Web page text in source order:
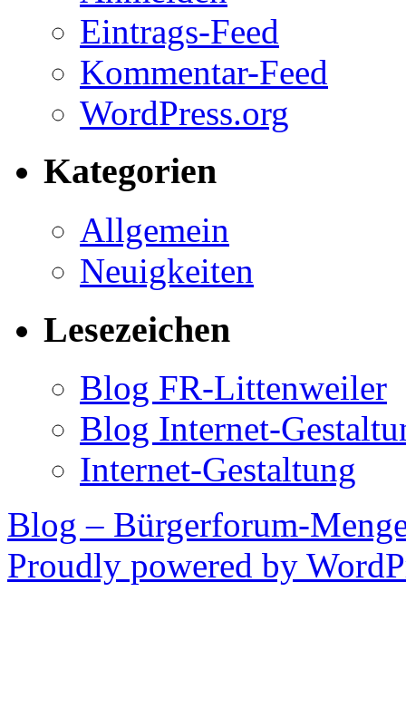
Eintrags-Feed
Kommentar-Feed
WordPress.org
Kategorien
Allgemein
Neuigkeiten
Lesezeichen
Blog FR-Littenweiler
Blog Internet-
Internet-Gestaltung
Blog – Bürgerforum-
Proudly powered by